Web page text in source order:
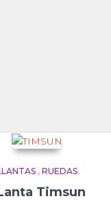
,RUEDAS
Timsun